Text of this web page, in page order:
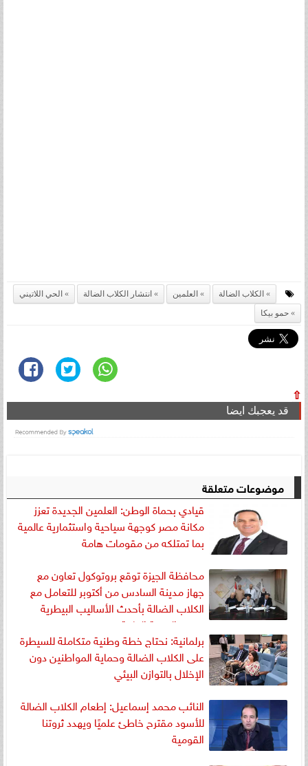
الكلاب الضالة العلمين انتشار الكلاب الضالة
الحي اللاتيني
حمو بيكا
⇧
قد يعجبك ايضا
موضوعات متعلقة
قيادي بحماة الوطن: العلمين الجديدة تعزز
مكانة مصر كوجهة سياحية واستثمارية عالمية
بما تمتلكه من مقومات هامة
محافظة الجيزة توقع بروتوكول تعاون مع
جهاز مدينة السادس من أكتوبر للتعامل مع
الكلاب الضالة بأحدث الأساليب البيطرية
وتعزيز الصحة العامة
برلمانية: نحتاج خطة وطنية متكاملة للسيطرة
على الكلاب الضالة وحماية المواطنين دون
الإخلال بالتوازن البيئي
النائب محمد إسماعيل: إطعام الكلاب الضالة
للأسود مقترح خاطئ علميًا ويهدد ثروتنا
القومية